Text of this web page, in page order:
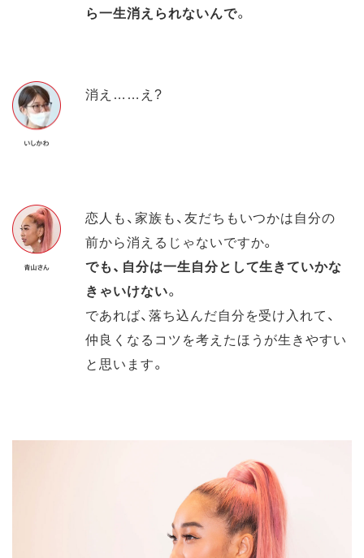
ら一生消えられないんで。
消え……え?
恋人も、家族も、友だちもいつかは自分の
前から消えるじゃないですか。
でも、自分は一生自分として生きていかな
きゃいけない。
であれば、落ち込んだ自分を受け入れて、
仲良くなるコツを考えたほうが生きやすい
と思います。